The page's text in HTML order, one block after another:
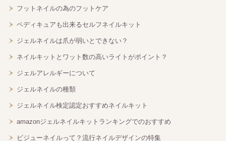
フットネイルの為のフットケア
ペディキュアも出来るセルフネイルキット
ジェルネイルは爪が弱いとできない？
ネイルキットとワット数の高いライトがポイント？
ジェルアレルギーについて
ジェルネイルの種類
ジェルネイル検定認定おすすめネイルキット
amazonジェルネイルキットランキングでのおすすめ
ビジューネイルって？流行ネイルデザインの特集